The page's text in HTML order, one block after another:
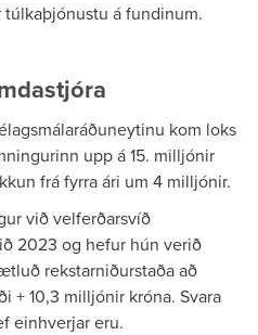
á fundinum.
kom loks
upp á 15. milljónir
frá fyrra ári um 4 milljónir.
við velferðarsvíð
2023 og hefur hún verið
rekstarniðurstaða að
+ 10,3 milljónir króna. Svara
einhverjar eru.